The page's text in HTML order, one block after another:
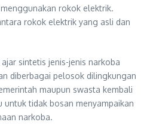
rokok elektrik.
rokok elektrik yang asli dan
sintetis jenis-jenis narkoba
diberbagai pelosok dilingkungan
maupun swasta kembali
untuk tidak bosan menyampaikan
narkoba.